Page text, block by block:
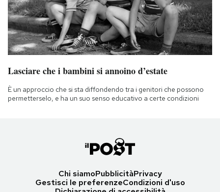
Lasciare che i bambini si annoino d’estate
È un approccio che si sta diffondendo tra i genitori che possono
permetterselo, e ha un suo senso educativo a certe condizioni
Chi siamoPubblicitàPrivacy
Gestisci le preferenzeCondizioni d'uso